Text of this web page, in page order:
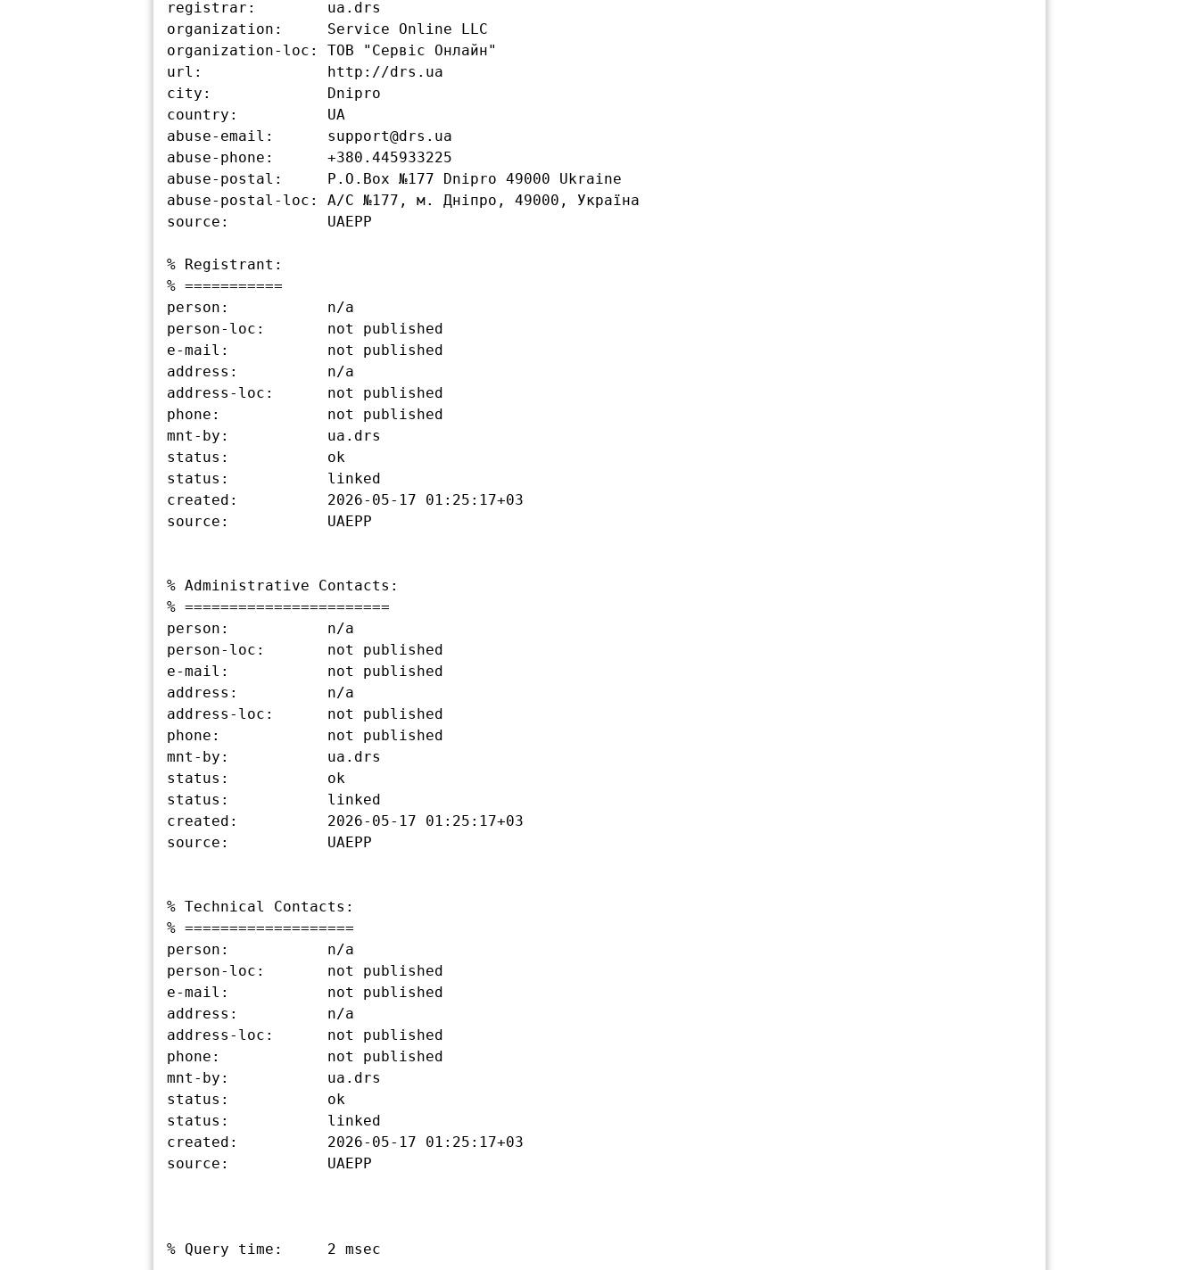
registrar:        ua.drs
organization:     Service Online LLC
organization-loc: ТОВ "Сервіс Онлайн"
url:              http://drs.ua
city:             Dnipro
country:          UA
abuse-email:      support@drs.ua
abuse-phone:      +380.445933225
abuse-postal:     P.O.Box №177 Dnipro 49000 Ukraine
abuse-postal-loc: А/С №177, м. Дніпро, 49000, Україна
source:           UAEPP
% Registrant:
% ===========
person:           n/a
person-loc:       not published
e-mail:           not published
address:          n/a
address-loc:      not published
phone:            not published
mnt-by:           ua.drs
status:           ok
status:           linked
created:          2026-05-17 01:25:17+03
source:           UAEPP
% Administrative Contacts:
% =======================
person:           n/a
person-loc:       not published
e-mail:           not published
address:          n/a
address-loc:      not published
phone:            not published
mnt-by:           ua.drs
status:           ok
status:           linked
created:          2026-05-17 01:25:17+03
source:           UAEPP
% Technical Contacts:
% ===================
person:           n/a
person-loc:       not published
e-mail:           not published
address:          n/a
address-loc:      not published
phone:            not published
mnt-by:           ua.drs
status:           ok
status:           linked
created:          2026-05-17 01:25:17+03
source:           UAEPP
% Query time:     2 msec